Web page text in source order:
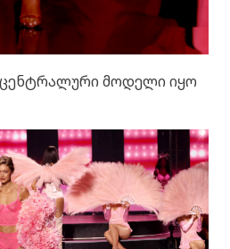
ცენტრალური მოდელი იყო